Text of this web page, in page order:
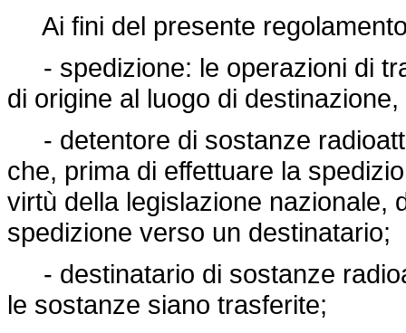
Ai fini del presente
- spedizione: le operazioni di
di origine al luogo di
- detentore di sostanze
che, prima di effettuare la
virtù della legislazione nazionale,
spedizione verso un destinatario;
- destinatario di sostanze
le sostanze siano trasferite;